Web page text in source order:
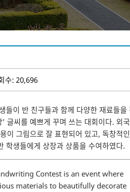
수: 20,696
들이 반 친구들과 함께 다양한 재료들을
글씨를 예쁘게 꾸며 쓰는 대회이다. 외국
이 그림으로 잘 표현되어 있고, 독창적인
학생들에게 상장과 상품을 수여하였다.
Contest is an event where
materials to beautifully decorate